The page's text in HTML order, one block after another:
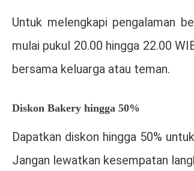
Untuk melengkapi pengalaman
mulai pukul 20.00 hingga 22.00
bersama keluarga atau teman.
Diskon Bakery hingga 50%
Dapatkan diskon hingga 50%
Jangan lewatkan kesempatan